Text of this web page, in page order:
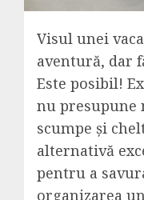
Visul unei
aventură, dar
Este posibil!
nu presupune
scumpe și
alternativă
pentru a
organizarea